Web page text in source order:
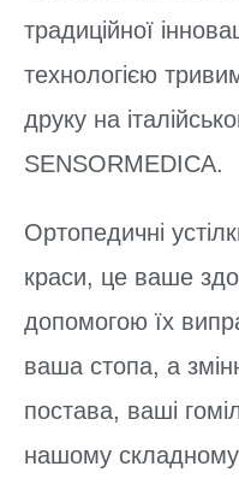
традиційної
технологією
друку на
SENSORMEDICA.
Ортопедичні
краси, це ваше
допомогою їх
ваша стопа, а
постава, ваші
нашому складному